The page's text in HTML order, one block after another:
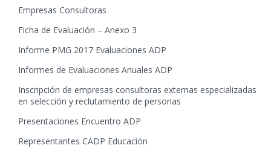
Empresas Consultoras
Ficha de Evaluación – Anexo 3
Informe PMG 2017 Evaluaciones ADP
Informes de Evaluaciones Anuales ADP
Inscripción de empresas consultoras externas especializadas
en selección y reclutamiento de personas
Presentaciones Encuentro ADP
Representantes CADP Educación